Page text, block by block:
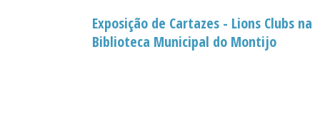
Exposição de Cartazes - Lions Clubs na
Biblioteca Municipal do Montijo